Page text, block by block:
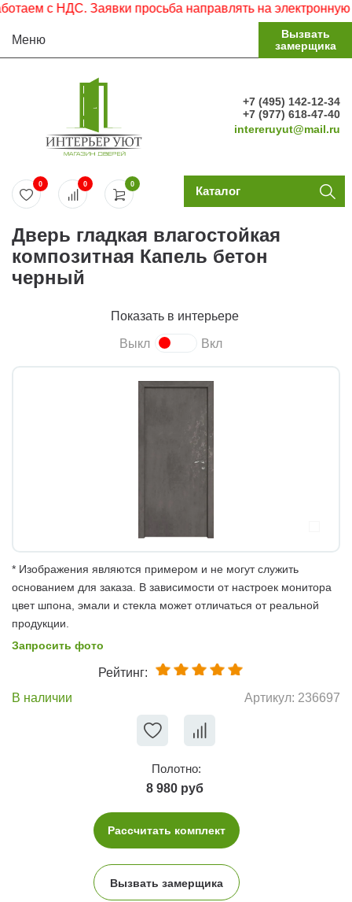
Заявки просьба направлять на электронную почту.
Меню
Вызвать
замерщика
+7 (495) 142-12-34
+7 (977) 618-47-40
intereruyut@mail.ru
0
0 0 Каталог
Дверь гладкая влагостойкая
композитная Капель бетон
черный
Показать в интерьере
Выкл Вкл
* Изображения являются примером и не могут служить
основанием для заказа. В зависимости от настроек монитора
цвет шпона, эмали и стекла может отличаться от реальной
продукции.
Запросить фото
Рейтинг:
В наличии
Артикул: 236697
Полотно:
8 980 руб
Рассчитать комплект
Вызвать замерщика